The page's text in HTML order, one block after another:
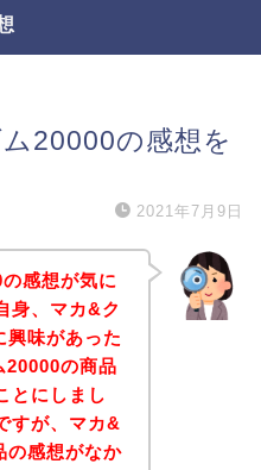
20000の感想を
2021年7月9日
感想が気に
身、マカ&ク
興味があった
20000の商品
とにしまし
すが、マカ&
の感想がなか